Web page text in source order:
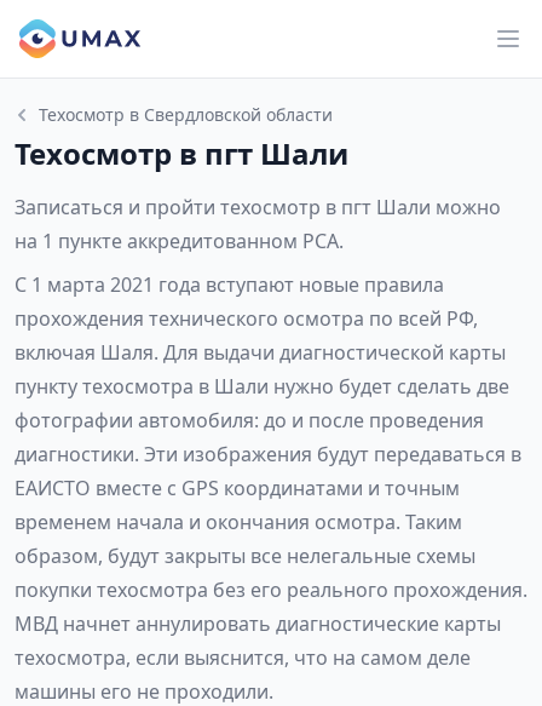
Техосмотр в Свердловской области
Техосмотр в пгт Шали
Записаться и пройти техосмотр в пгт Шали можно
на 1 пункте аккредитованном РСА.
С 1 марта 2021 года вступают новые правила
прохождения технического осмотра по всей РФ,
включая Шаля. Для выдачи диагностической карты
пункту техосмотра в Шали нужно будет сделать две
фотографии автомобиля: до и после проведения
диагностики. Эти изображения будут передаваться в
ЕАИСТО вместе с GPS координатами и точным
временем начала и окончания осмотра. Таким
образом, будут закрыты все нелегальные схемы
покупки техосмотра без его реального прохождения.
МВД начнет аннулировать диагностические карты
техосмотра, если выяснится, что на самом деле
машины его не проходили.